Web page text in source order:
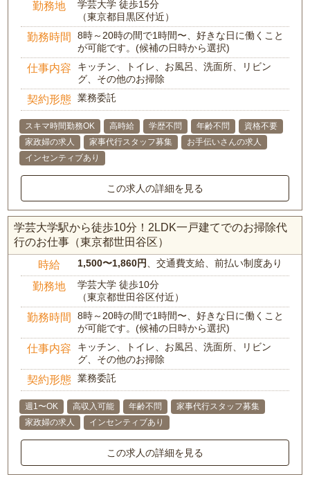
勤務地
学芸大学 徒歩15分
（東京都目黒区付近）
勤務時間
8時～20時の間で1時間〜、好きな日に働くこと
が可能です。(候補の日時から選択)
仕事内容
キッチン、トイレ、お風呂、洗面所、リビン
グ、その他のお掃除
契約形態 業務委託
スキマ時間勤務OK 高時給 学歴不問 年齢不問
資格不要
家政婦の求人
家事代行スタッフ募集
お手伝いさんの求人
インセンティブあり
この求人の詳細を見る
学芸大学駅から徒歩10分！2LDK一戸建てでのお掃除代
行のお仕事（東京都世田谷区）
時給 1,500〜1,860円、交通費支給、前払い制度あり
勤務地
学芸大学 徒歩10分
（東京都世田谷区付近）
勤務時間
8時～20時の間で1時間〜、好きな日に働くこと
が可能です。(候補の日時から選択)
仕事内容
キッチン、トイレ、お風呂、洗面所、リビン
グ、その他のお掃除
契約形態 業務委託
週1〜OK 高収入可能 年齢不問
家事代行スタッフ募集
家政婦の求人
インセンティブあり
この求人の詳細を見る